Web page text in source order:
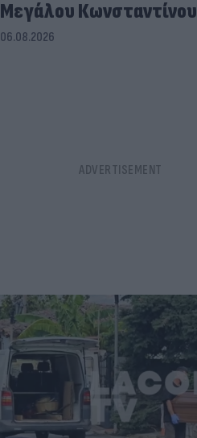
Μεγάλου Κωνσταντίνου
06.08.2026